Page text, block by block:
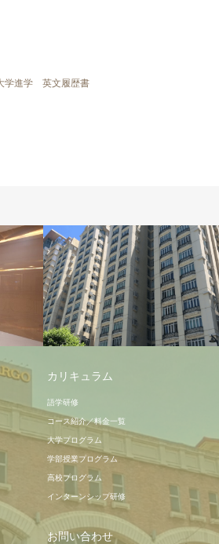
学進学 英文履歴書
宿泊施設
カリキュラム
語学研修
コース紹介／料金一覧
大学プログラム
学部授業プログラム
高校プログラム
インターンシップ研修
お問い合わせ